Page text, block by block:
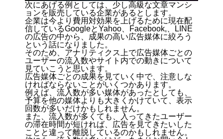
次にあげる例としては、少し高級な文章マンシ
ョンを販売している企業があるとします。
企業は今より費用対効果を上げるために現在配
信しているGoogleとYahoo、Facebook,、LINE
の広告の中から、成果の高い広告媒体に絞ろう
という話になりました。
そのため、アナリティクス上で広告媒体ごとの
ユーザーの流入数やサイト内での動きについて
見ていこうと思います。
広告媒体ごとの成果を見ていく中で、注意しな
ければならないことがいくつかあります。
例えば、流入数が多い媒体があったとしても、
予算を他の媒体よりも大きくかけていて、表示
回数が多いだけかもしれません。
また、流入数が多くても、入ってきたユーザー
の滞在時間が短ければ、広告を見てきたいした
ことと違って離脱しているのかもしれません。